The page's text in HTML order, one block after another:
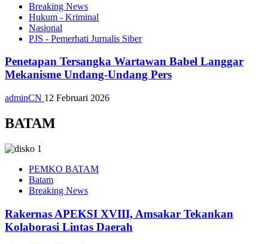
Breaking News
Hukum - Kriminal
Nasional
PJS - Pemerhati Jurnalis Siber
Penetapan Tersangka Wartawan Babel Langgar
Mekanisme Undang-Undang Pers
adminCN 12 Februari 2026
BATAM
PEMKO BATAM
Batam
Breaking News
Rakernas APEKSI XVIII, Amsakar Tekankan
Kolaborasi Lintas Daerah